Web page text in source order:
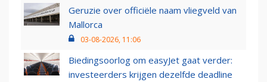
Geruzie over officiële naam vliegveld van
Mallorca
03-08-2026, 11:06
Biedingsoorlog om easyJet gaat verder:
investeerders krijgen dezelfde deadline